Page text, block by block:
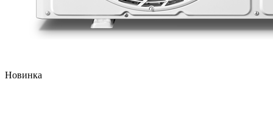
Новинка